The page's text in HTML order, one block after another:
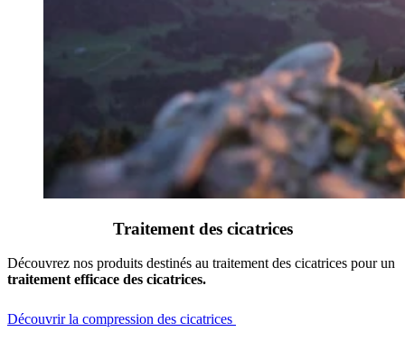
Traitement des cicatrices
Découvrez nos produits destinés au traitement des cicatrices pour un
traitement efficace des cicatrices.
Découvrir la compression des cicatrices